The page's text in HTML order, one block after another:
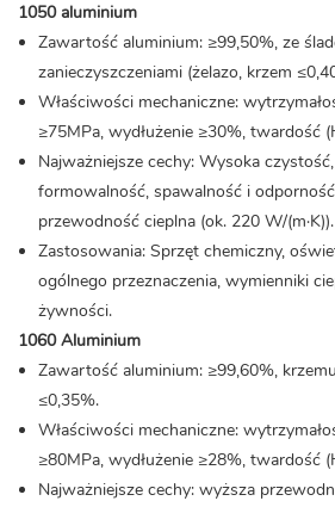
1050 aluminium
Zawartość aluminium: ≥99,50%, ze
zanieczyszczeniami (żelazo, krzem
Właściwości mechaniczne:
≥75MPa, wydłużenie ≥30%, twardość
Najważniejsze cechy: Wysoka
formowalność, spawalność i
przewodność cieplna (ok. 220 W/(m·K)).
Zastosowania: Sprzęt chemiczny,
ogólnego przeznaczenia, wymienniki
żywności.
1060 Aluminium
Zawartość aluminium: ≥99,60%,
≤0,35%.
Właściwości mechaniczne:
≥80MPa, wydłużenie ≥28%, twardość
Najważniejsze cechy: wyższa